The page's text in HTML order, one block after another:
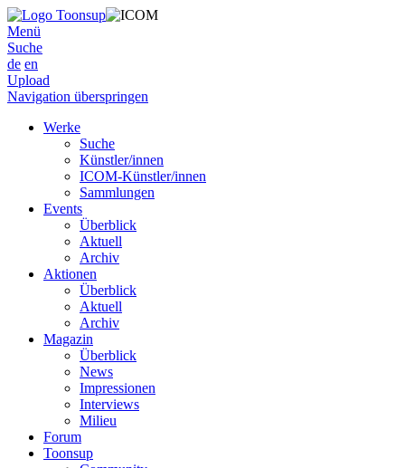
Menü
Suche
de en
Upload
Navigation überspringen
Werke
Suche
Künstler/innen
ICOM-Künstler/innen
Sammlungen
Events
Überblick
Aktuell
Archiv
Aktionen
Überblick
Aktuell
Archiv
Magazin
Überblick
News
Impressionen
Interviews
Milieu
Forum
Toonsup